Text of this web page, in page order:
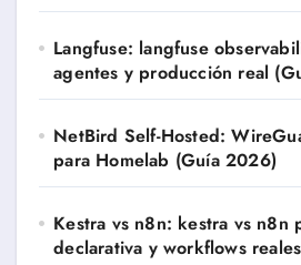
Langfuse: langfuse
agentes y producción real
NetBird Self-Hosted:
para Homelab (Guía 2026)
Kestra vs n8n: kestra vs n8n
declarativa y workflows